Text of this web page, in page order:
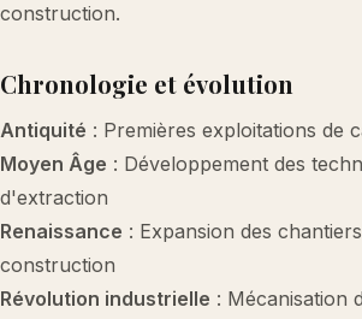
construction.
Chronologie et évolution
Antiquité : Premières exploitations de
Moyen Âge : Développement des
d'extraction
Renaissance : Expansion des
construction
Révolution industrielle : Mécanisation